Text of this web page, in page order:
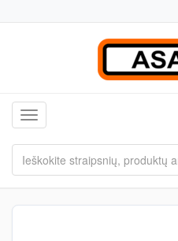
Toggle navigation